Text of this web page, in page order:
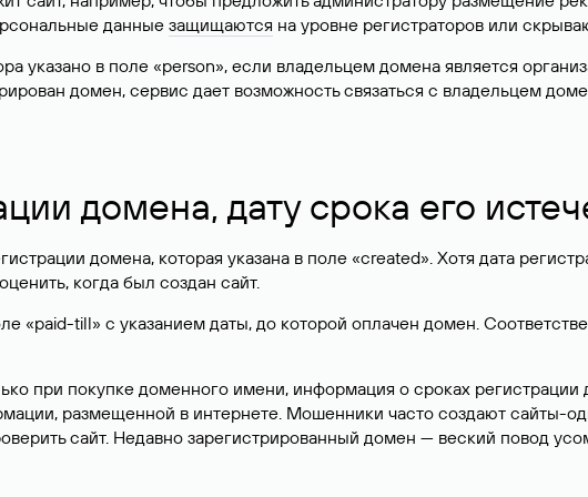
данные защищаются на уровне регистраторов или
указано в поле «person», если владельцем домена является
домен, сервис дает возможность связаться с владельцем
домена, дату срока его
домена, которая указана в поле «created». Хотя дата
когда был создан сайт.
«paid-till» с указанием даты, до которой оплачен домен.
при покупке доменного имени, информация о сроках
размещенной в интернете. Мошенники часто создают сайты-
сайт. Недавно зарегистрированный домен — веский повод